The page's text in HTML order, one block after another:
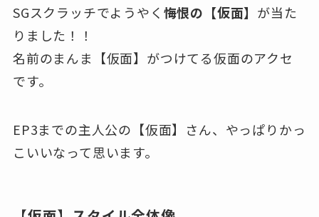
SGスクラッチでようやく 悔恨の【仮面】 が当た
りました！！
名前のまんま【仮面】がつけてる仮面のアクセ
です。
EP3までの主人公の【仮面】さん、やっぱりかっ
こいいなって思います。